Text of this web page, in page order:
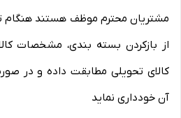
مشتریان محترم موظف هستند
از بازکردن بسته بندی، مشخصات
کالای تحویلی مطابقت داده و در
آن خودداری نماید